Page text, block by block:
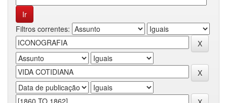
Filtros correntes: